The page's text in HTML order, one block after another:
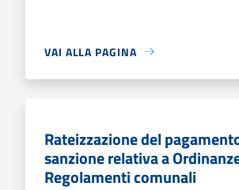
VAI ALLA PAGINA
Rateizzazione del
sanzione relativa a
Regolamenti comunali